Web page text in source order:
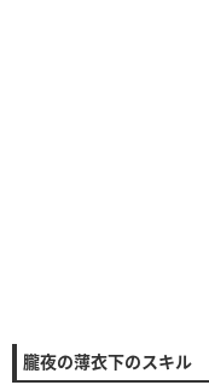
朧夜の薄衣下のスキル